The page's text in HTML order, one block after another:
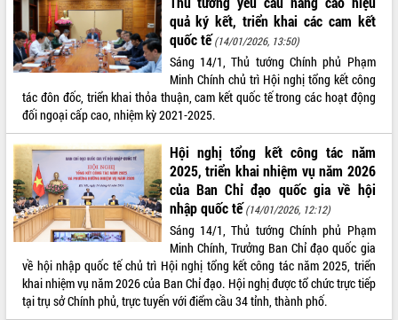
UBND tỉnh Đắk Lắk triển khai nhiệm
vụ 6 tháng cuối năm 2026
Kỳ họp thứ Hai, Hội đồng nhân dân
tỉnh khóa XI quyết nghị nhiều nội dung
quan trọng
Bí thư Tỉnh ủy Lương Nguyễn Minh
Triết thăm, tặng quà người có công với
cách mạng
Rà soát, hoàn thiện hệ thống thiết chế
văn hóa, thể thao đáp ứng yêu cầu
phát triển mới
Thường trực HĐND tỉnh Đắk Lắk gặp
mặt Đoàn chuyên gia y tế TP. Hồ Chí
Minh
Lễ truy điệu và an táng hài cốt liệt sĩ
tại Nghĩa trang Liệt sĩ xã Sơn Hòa
LIÊN KẾT WEB
THỐNG KÊ TRUY CẬP
Hôm nay:
3612
Tất cả: 66150408
quả ký kết, triển khai các cam kết
quốc tế (14/01/2026, 13:50)
Sáng 14/1, Thủ tướng Chính phủ Phạm
Minh Chính chủ trì Hội nghị tổng kết công
tác đôn đốc, triển khai thỏa thuận, cam kết quốc tế trong các hoạt động
đối ngoại cấp cao, nhiệm kỳ 2021-2025.
Hội nghị tổng kết công tác năm
2025, triển khai nhiệm vụ năm 2026
của Ban Chỉ đạo quốc gia về hội
nhập quốc tế (14/01/2026, 12:12)
Sáng 14/1, Thủ tướng Chính phủ Phạm
Minh Chính, Trưởng Ban Chỉ đạo quốc gia
về hội nhập quốc tế chủ trì Hội nghị tổng kết công tác năm 2025, triển
khai nhiệm vụ năm 2026 của Ban Chỉ đạo. Hội nghị được tổ chức trực tiếp
tại trụ sở Chính phủ, trực tuyến với điểm cầu 34 tỉnh, thành phố.